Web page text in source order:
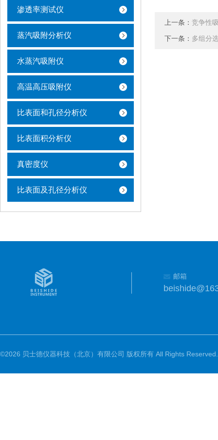
渗透率测试仪
蒸汽吸附分析仪
水蒸汽吸附仪
高温高压吸附仪
比表面和孔径分析仪
比表面积分析仪
真密度仪
比表面及孔径分析仪
上一条： 竞争性
下一条： 多组分
邮箱
©2026 贝士德仪器科技（北京）有限公司 版权所有 All Rights Reserved.